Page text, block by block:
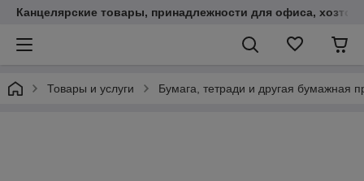
Канцелярские товары, принадлежности для офиса,
Товары и услуги Бумага, тетради и другая бумажная